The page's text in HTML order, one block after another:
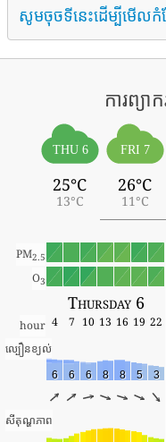
សូមចុចទីនេះដើម្បីមើល
ការព្
THU 6
25°C
13°C
FRI 7
26°C
11°C
PM2.5
O3
Thursday 6
hour 4 7 10 13 16 19 22
ល្បឿនខ្យល់
6 6 6 8 8 5 3
សីតុណ្ហភាព